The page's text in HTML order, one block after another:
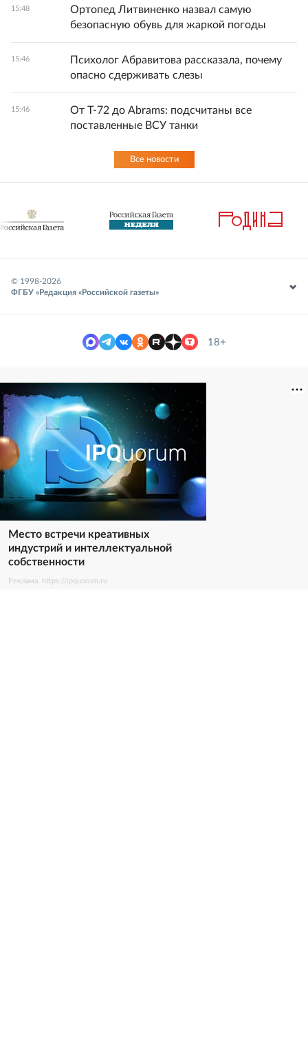
15:48
Ортопед Литвиненко назвал самую
безопасную обувь для жаркой погоды
15:46
Психолог Абравитова рассказала, почему
опасно сдерживать слезы
15:46
От Т-72 до Abrams: подсчитаны все
поставленные ВСУ танки
Все новости
© 1998-2026
ФГБУ «Редакция «Российской газеты»
18+
Место встречи креативных
индустрий и интеллектуальной
собственности
Реклама. https://ipquorum.ru